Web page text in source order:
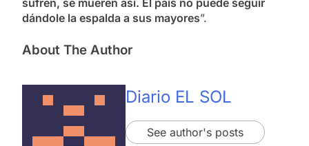
dándole la espalda a sus mayores”.
About The Author
Diario EL SOL
See author's posts